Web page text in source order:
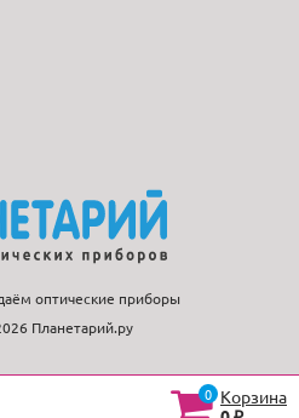
оптические приборы
Планетарий.ру
0 Корзина